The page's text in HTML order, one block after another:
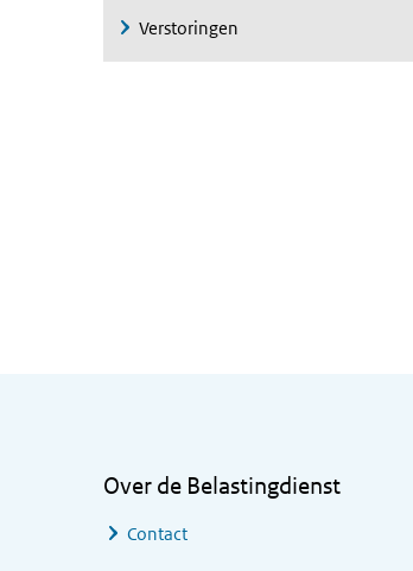
Verstoringen
Over de Belastingdienst
Contact